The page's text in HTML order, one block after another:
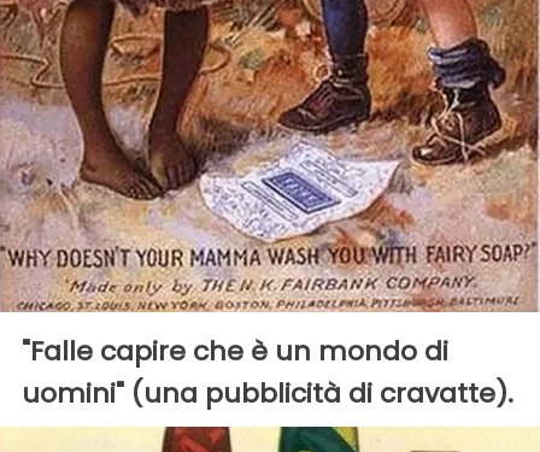
"Falle capire che è un mondo di
uomini" (una pubblicità di cravatte).